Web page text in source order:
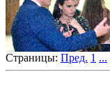
Страницы: Пред. 1 ...